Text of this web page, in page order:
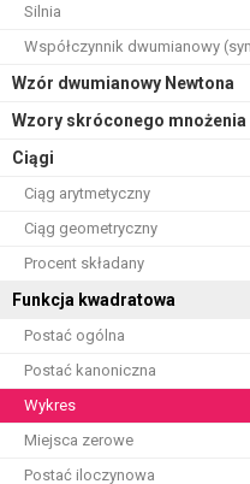
Silnia
Współczynnik dwumianowy
Wzór dwumianowy Newtona
Wzory skróconego mnożenia
Ciągi
Ciąg arytmetyczny
Ciąg geometryczny
Procent składany
Funkcja kwadratowa
Postać ogólna
Postać kanoniczna
Wykres
Miejsca zerowe
Postać iloczynowa